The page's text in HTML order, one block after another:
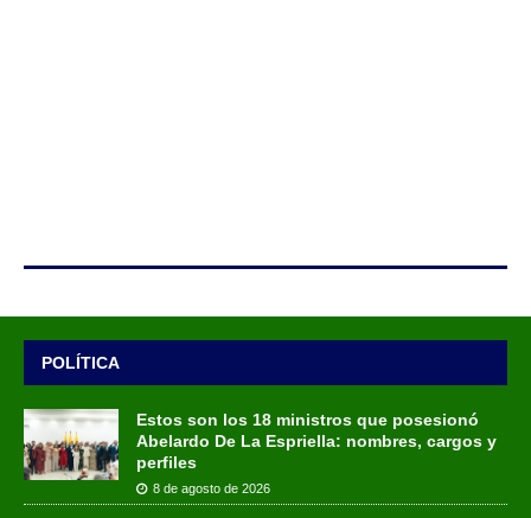
POLÍTICA
Estos son los 18 ministros que posesionó
Abelardo De La Espriella: nombres, cargos y
perfiles
8 de agosto de 2026